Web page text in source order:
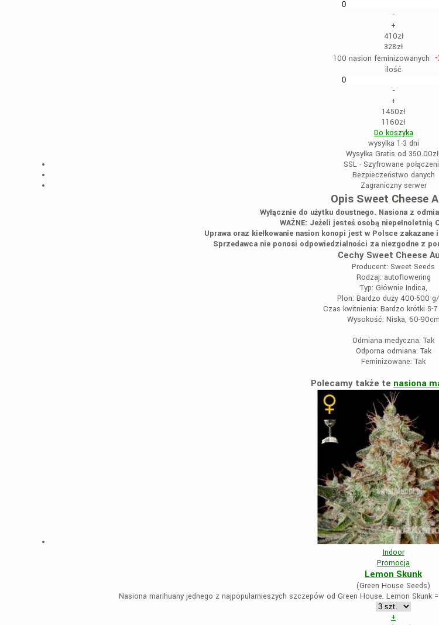
-
+
410zł
328zł
100 nasion feminizowanych
ilość
-
+
1450zł
1160zł
Do koszyka
wysylka 1-3 dni
Wysyłka Gratis od
SSL - Szyfrowane
Bezpieczeństwo danych
Zagraniczny serwer
Opis Sweet Cheese
Wyłącznie do użytku doustnego. Nasiona z
WAŻNE: Jeżeli jesteś osobą niepełnoletnią
Uprawa oraz kiełkowanie nasion konopi jest w Polsce
Sprzedawca nie ponosi odpowiedzialności za niezgodne z
Cechy Sweet Cheese
Producent: Sweet Seeds
Rodzaj: autoflowering
Typ: Głównie Indica,
Plon: Bardzo duży 400-500
Czas kwitnienia: Bardzo krótki 5-
Wysokość: Niska, 60-90cm
Odmiana medyczna: Tak
Odporna odmiana: Tak
Feminizowane: Tak
Polecamy także te nasiona
Indoor
Promocja
Lemon Skunk
(Green House Seeds)
Nasiona marihuany jednego z najpopularnieszych szczepów od Green House. Lemon
+